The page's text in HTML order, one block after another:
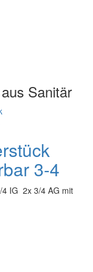
Sanitär
3-4
4 IG 2x 3/4 AG mit